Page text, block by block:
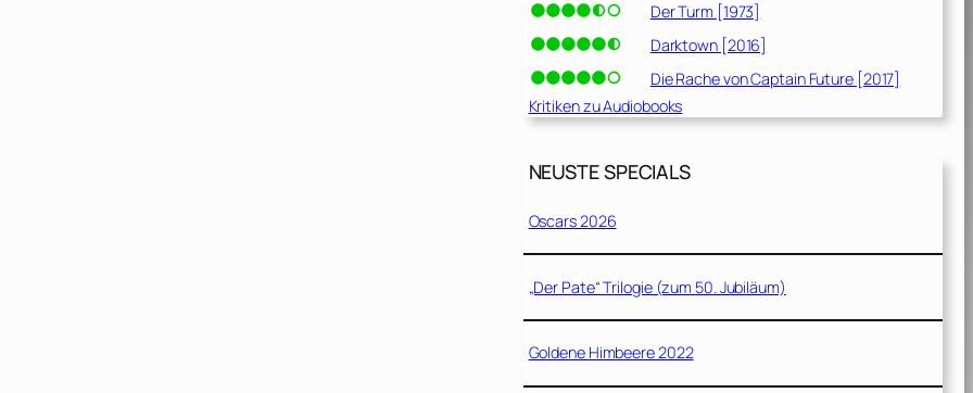
Der Turm [1973]
Darktown [2016]
Die Rache von Captain Future [2017]
Kritiken zu Audiobooks
NEUSTE SPECIALS
Oscars 2026
„Der Pate“ Trilogie (zum 50. Jubiläum)
Goldene Himbeere 2022